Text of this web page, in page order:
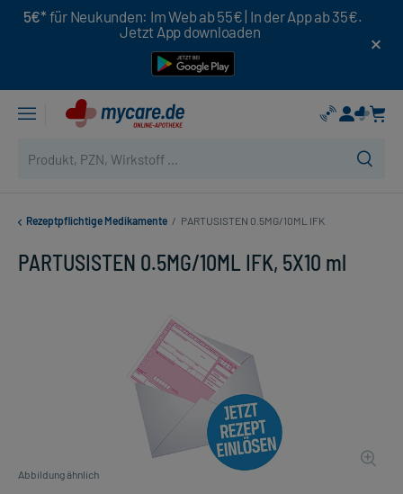
5€* für Neukunden: Im Web ab 55€ | In der App ab 35€.
Jetzt App downloaden
Rezeptpflichtige Medikamente / PARTUSISTEN 0.5MG/10ML IFK
PARTUSISTEN 0.5MG/10ML IFK, 5X10 ml
Abbildung ähnlich